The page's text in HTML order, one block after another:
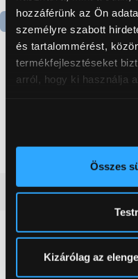
hozzáférünk az Ön
személyre szabott
és tartalommérést,
termékfejlesztéseket
arról, hogy ki használja
elhelyezkedéséről
Az Ön
módjairól és adja meg
pontban. Bármikor
Sütinyilatkozathoz való
Összes
Kizárólag az
Gorenje NRS8182KX
Vásárlói vélemények(0)